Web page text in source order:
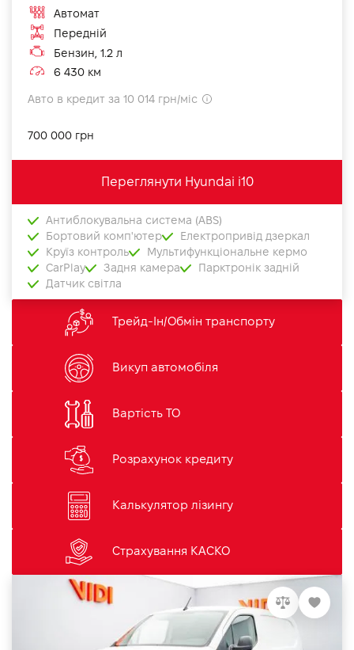
Автомат
Передній
Бензин, 1.2 л
6 430 км
Авто в кредит за 10 014 грн/міс
700 000 грн
Переглянути Hyundai i10
Антиблокувальна система (ABS)
Бортовий комп'ютер
Електропривід дзеркал
Круїз контроль
Мультифункціональне кермо
CarPlay
Задня камера
Парктронік задній
Датчик світла
Трейд-Ін/Обмін транспорту
Викуп автомобіля
Вартість ТО
Розрахунок кредиту
Калькулятор лізингу
Страхування КАСКО